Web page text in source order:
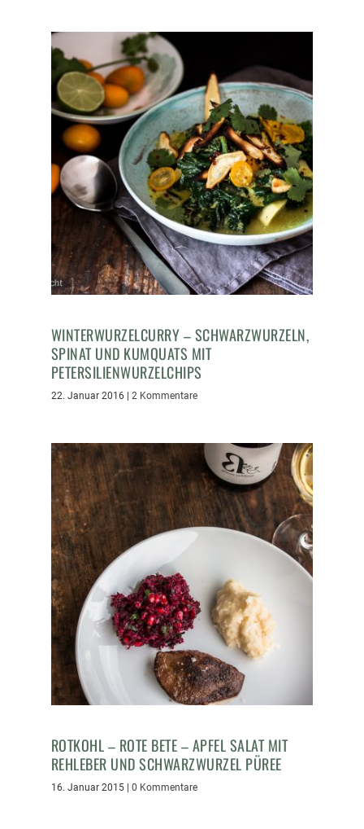
WINTERWURZELCURRY – SCHWARZWURZELN,
SPINAT UND KUMQUATS MIT
PETERSILIENWURZELCHIPS
22. Januar 2016 | 2 Kommentare
ROTKOHL – ROTE BETE – APFEL SALAT MIT
REHLEBER UND SCHWARZWURZEL PÜREE
16. Januar 2015| 0 Kommentare